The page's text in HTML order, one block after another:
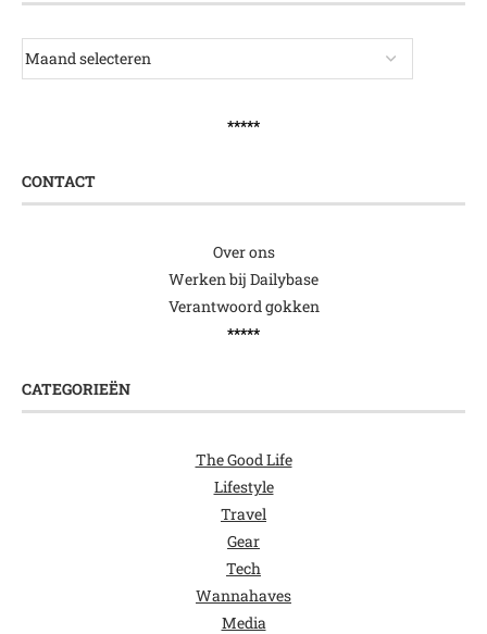
*****
CONTACT
Over ons
Werken bij Dailybase
Verantwoord gokken
*****
CATEGORIEËN
The Good Life
Lifestyle
Travel
Gear
Tech
Wannahaves
Media